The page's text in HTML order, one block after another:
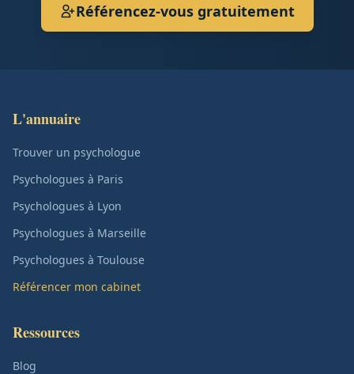
Référencez-vous gratuitement
L'annuaire
Trouver un psychologue
Psychologues à Paris
Psychologues à Lyon
Psychologues à Marseille
Psychologues à Toulouse
Référencer mon cabinet
Ressources
Blog